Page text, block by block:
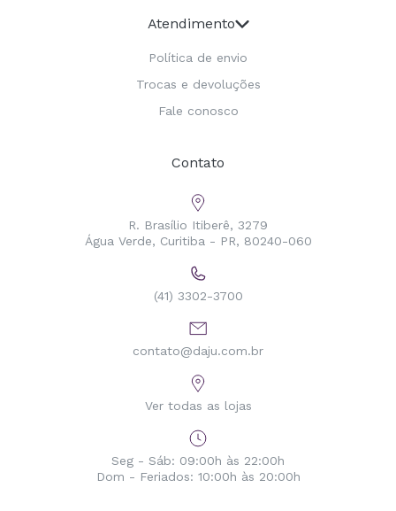
Atendimento
Política de envio
Trocas e devoluções
Fale conosco
Contato
R. Brasílio Itiberê, 3279
Água Verde, Curitiba - PR, 80240-060
(41) 3302-3700
contato@daju.com.br
Ver todas as lojas
Seg - Sáb: 09:00h às 22:00h
Dom - Feriados: 10:00h às 20:00h